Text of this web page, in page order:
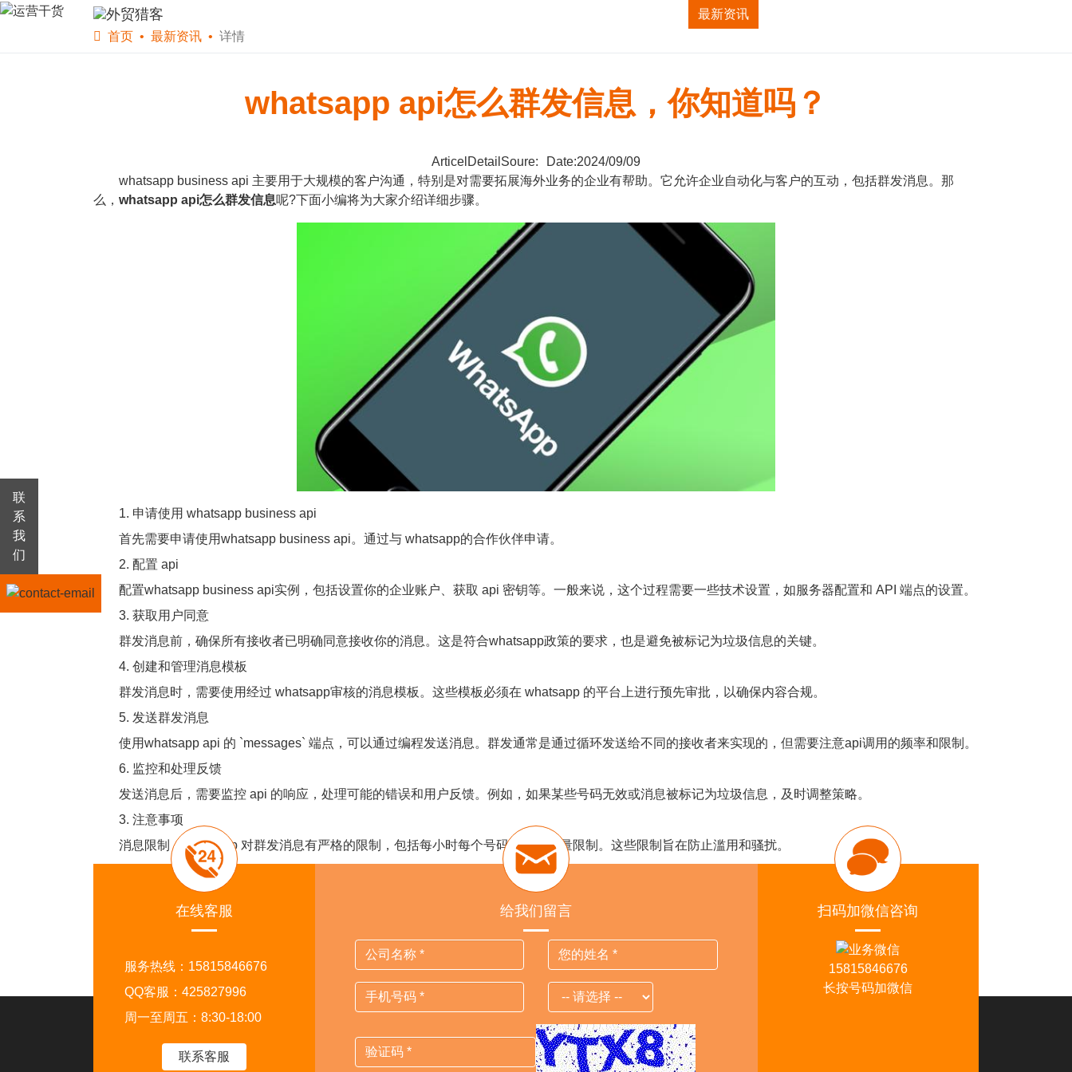
最新资讯
首页
最新资讯 详情
whatsapp api怎么群发信息，你知道吗？
ArticelDetailSoure:
Date:2024/09/09
whatsapp business api 主要用于大规模的客户沟通，特别是对需要拓展海外业务的企业有帮助。它允许企业自动化与客户的互动，包括群发消息。那
么， whatsapp api怎么群发信息呢?下面小编将为大家介绍详细步骤。
1. 申请使用 whatsapp business api
首先需要申请使用whatsapp business api。通过与 whatsapp的合作伙伴申请。
2. 配置 api
配置whatsapp business api实例，包括设置你的企业账户、获取 api 密钥等。一般来说，这个过程需要一些技术设置，如服务器配置和 API 端点的设置。
3. 获取用户同意
群发消息前，确保所有接收者已明确同意接收你的消息。这是符合whatsapp政策的要求，也是避免被标记为垃圾信息的关键。
4. 创建和管理消息模板
群发消息时，需要使用经过 whatsapp审核的消息模板。这些模板必须在 whatsapp 的平台上进行预先审批，以确保内容合规。
5. 发送群发消息
使用whatsapp api 的 `messages` 端点，可以通过编程发送消息。群发通常是通过循环发送给不同的接收者来实现的，但需要注意api调用的频率和限制。
6. 监控和处理反馈
发送消息后，需要监控 api 的响应，处理可能的错误和用户反馈。例如，如果某些号码无效或消息被标记为垃圾信息，及时调整策略。
3. 注意事项
消息限制：whatsapp 对群发消息有严格的限制，包括每小时每个号码的消息数量限制。这些限制旨在防止滥用和骚扰。
合规性：确保遵守 whatsapp的政策，包括用户隐私和反垃圾邮件政策。
费用：使用whatsapp business api 通常需要支付费用，具体取决于你的服务提供商。
以上就是Whatsapp api怎么群发信息功能的介绍，希望能够帮到大家。如果还想进一步了解更多whatsapp推广资讯，欢迎关注外贸猎客。
Next
在线客服
服务热线：15815846676
QQ客服：425827996
周一至周五：8:30-18:00
联系客服
扫码加微信咨询
15815846676
长按号码加微信
给我们留言
联
系
我
们
走进外贸猎客 关注外贸猎客